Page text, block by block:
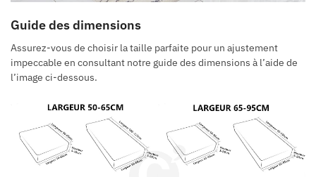
Guide des dimensions
Assurez-vous de choisir la taille parfaite pour un ajustement
impeccable en consultant notre guide des dimensions à l’aide de
l’image ci-dessous.